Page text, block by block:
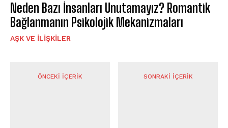
Neden Bazı İnsanları Unutamayız? Romantik
Bağlanmanın Psikolojik Mekanizmaları
AŞK VE İLIŞKILER
ÖNCEKI İÇERIK SONRAKI İÇERIK